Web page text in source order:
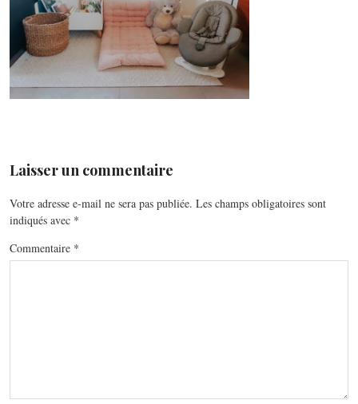
Laisser un commentaire
Votre adresse e-mail ne sera pas publiée. Les champs obligatoires sont
indiqués avec *
Commentaire *